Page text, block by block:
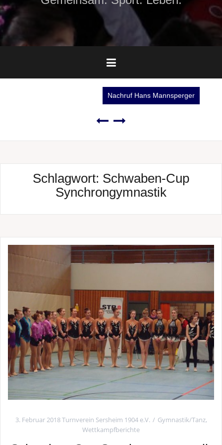
Nachruf Hans Mannsperger
Schlagwort: Schwaben-Cup
Synchrongymnastik
3. Februar 2018Turnverein Sersheim 1904 e.V. Gymnastik/Tanz,
Wettkampfberichte